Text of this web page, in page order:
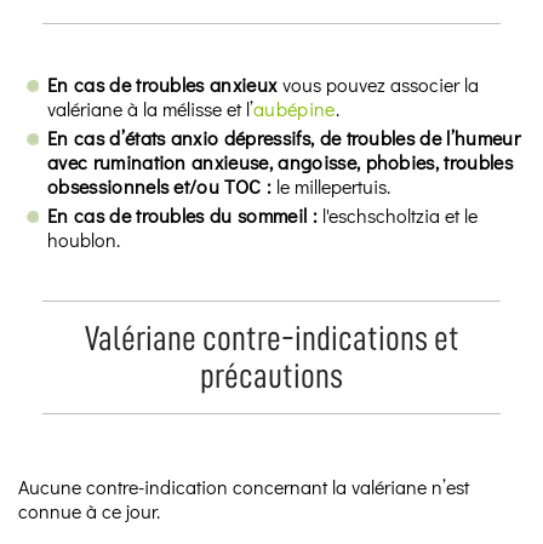
En cas de troubles anxieuxvous pouvez associer la
valériane à la mélisse et l’aubépine.
En cas d’états anxio dépressifs, de troubles de l’humeur
avec rumination anxieuse, angoisse, phobies, troubles
obsessionnels et/ou TOC : le millepertuis.
En cas de troubles du sommeil :l'eschscholtzia et le
houblon.
Valériane contre-indications et
précautions
Aucune contre-indication concernant la valériane n’est
connue à ce jour.